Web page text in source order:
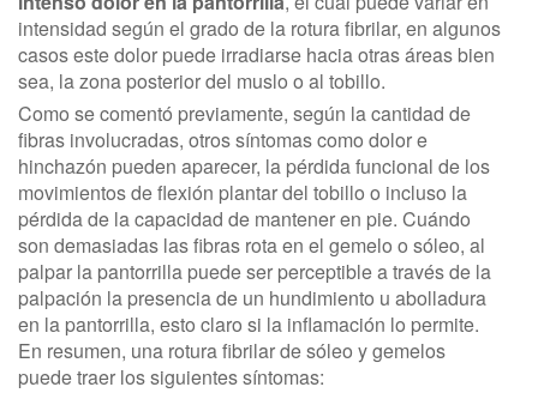
intensidad según el grado de la rotura fibrilar, en algunos
casos este dolor puede irradiarse hacia otras áreas bien
sea, la zona posterior del muslo o al tobillo.
Como se comentó previamente, según la cantidad de
fibras involucradas, otros síntomas como dolor e
hinchazón pueden aparecer, la pérdida funcional de los
movimientos de flexión plantar del tobillo o incluso la
pérdida de la capacidad de mantener en pie. Cuándo
son demasiadas las fibras rota en el gemelo o sóleo, al
palpar la pantorrilla puede ser perceptible a través de la
palpación la presencia de un hundimiento u abolladura
en la pantorrilla, esto claro si la inflamación lo permite.
En resumen, una rotura fibrilar de sóleo y gemelos
puede traer los siguientes síntomas: